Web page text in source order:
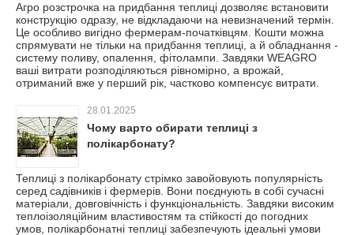
Агро розстрочка на придбання теплиці дозволяє встановити
конструкцію одразу, не відкладаючи на невизначений термін.
Це особливо вигідно фермерам-початківцям. Кошти можна
спрямувати не тільки на придбання теплиці, а й обладнання -
систему поливу, опалення, фітолампи. Завдяки WEAGRO
ваші витрати розподіляються рівномірно, а врожай,
отриманий вже у перший рік, частково компенсує витрати.
28.01.2025
Чому варто обирати теплиці з
полікарбонату?
Теплиці з полікарбонату стрімко завойовують популярність
серед садівників і фермерів. Вони поєднують в собі сучасні
матеріали, довговічність і функціональність. Завдяки високим
теплоізоляційним властивостям та стійкості до погодних
умов, полікарбонатні теплиці забезпечують ідеальні умови